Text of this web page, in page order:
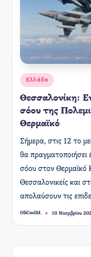
Αναρτήθηκε
Ελλάδα
Θεσσαλονίκη:
σόου της
Θερμαϊκό
Σήμερα, στις 12 το
θα πραγματοποιήσει
σόου στον Θερμαϊκό
Θεσσαλονικείς και
απολαύσουν τις
Συγγραφέας:
OliCoolM. 10 Νοεμβρίου